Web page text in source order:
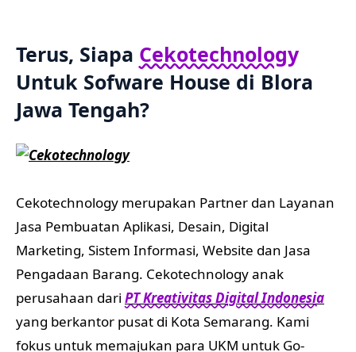
Terus, Siapa Cekotechnology
Untuk Sofware House di Blora
Jawa Tengah?
Cekotechnology merupakan Partner dan Layanan
Jasa Pembuatan Aplikasi, Desain, Digital
Marketing, Sistem Informasi, Website dan Jasa
Pengadaan Barang. Cekotechnology anak
perusahaan dari PT Kreativitas Digital Indonesia
yang berkantor pusat di Kota Semarang. Kami
fokus untuk memajukan para UKM untuk Go-